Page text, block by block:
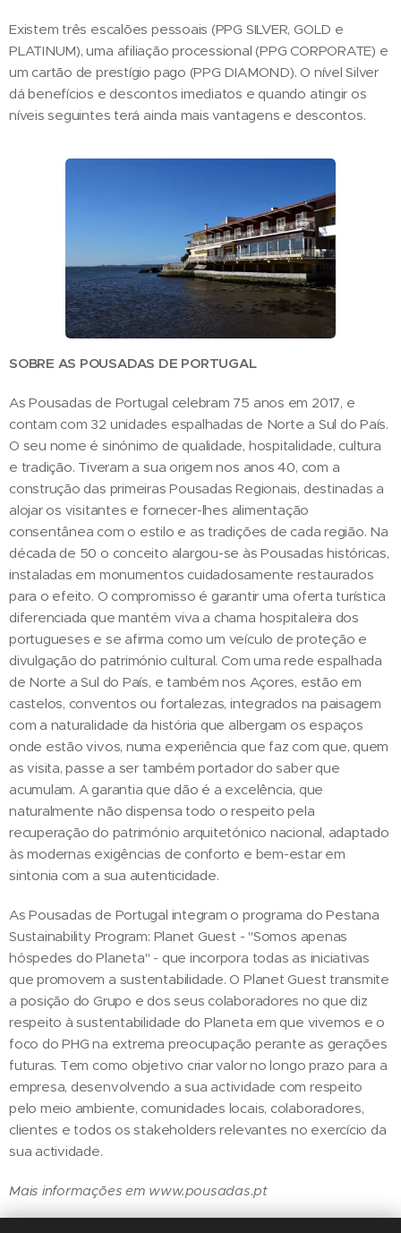
Existem três escalões pessoais (PPG SILVER, GOLD e
PLATINUM), uma afiliação processional (PPG CORPORATE) e
um cartão de prestígio pago (PPG DIAMOND). O nível Silver
dá benefícios e descontos imediatos e quando atingir os
níveis seguintes terá ainda mais vantagens e descontos.
SOBRE AS POUSADAS DE PORTUGAL
As Pousadas de Portugal celebram 75 anos em 2017, e
contam com 32 unidades espalhadas de Norte a Sul do País.
O seu nome é sinónimo de qualidade, hospitalidade, cultura
e tradição. Tiveram a sua origem nos anos 40, com a
construção das primeiras Pousadas Regionais, destinadas a
alojar os visitantes e fornecer-lhes alimentação
consentânea com o estilo e as tradições de cada região. Na
década de 50 o conceito alargou-se às Pousadas históricas,
instaladas em monumentos cuidadosamente restaurados
para o efeito. O compromisso é garantir uma oferta turística
diferenciada que mantém viva a chama hospitaleira dos
portugueses e se afirma como um veículo de proteção e
divulgação do património cultural. Com uma rede espalhada
de Norte a Sul do País, e também nos Açores, estão em
castelos, conventos ou fortalezas, integrados na paisagem
com a naturalidade da história que albergam os espaços
onde estão vivos, numa experiência que faz com que, quem
as visita, passe a ser também portador do saber que
acumulam. A garantia que dão é a excelência, que
naturalmente não dispensa todo o respeito pela
recuperação do património arquitetónico nacional, adaptado
às modernas exigências de conforto e bem-estar em
sintonia com a sua autenticidade.
As Pousadas de Portugal integram o programa do Pestana
Sustainability Program: Planet Guest - "Somos apenas
hóspedes do Planeta" - que incorpora todas as iniciativas
que promovem a sustentabilidade. O Planet Guest transmite
a posição do Grupo e dos seus colaboradores no que diz
respeito à sustentabilidade do Planeta em que vivemos e o
foco do PHG na extrema preocupação perante as gerações
futuras. Tem como objetivo criar valor no longo prazo para a
empresa, desenvolvendo a sua actividade com respeito
pelo meio ambiente, comunidades locais, colaboradores,
clientes e todos os stakeholders relevantes no exercício da
sua actividade.
Mais informações em www.pousadas.pt